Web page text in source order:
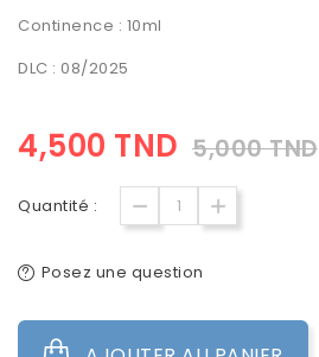
Continence : 10ml
DLC : 08/2025
4,500 TND 5,000 TND
Quantité :
Posez une question